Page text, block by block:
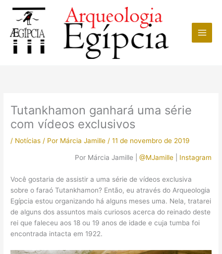
conteúdo
Tutankhamon ganhará uma série
com vídeos exclusivos
/ Notícias / Por Márcia Jamille /11 de novembro de 2019
Por Márcia Jamille | @MJamille| Instagram
Você gostaria de assistir a uma série de vídeos exclusiva
sobre o faraó Tutankhamon? Então, eu através do Arqueologia
Egípcia estou organizando há alguns meses uma. Nela, tratarei
de alguns dos assuntos mais curiosos acerca do reinado deste
rei que faleceu aos 18 ou 19 anos de idade e cuja tumba foi
encontrada intacta em 1922.